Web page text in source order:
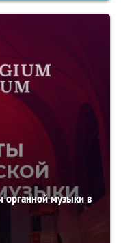
органной музыки в